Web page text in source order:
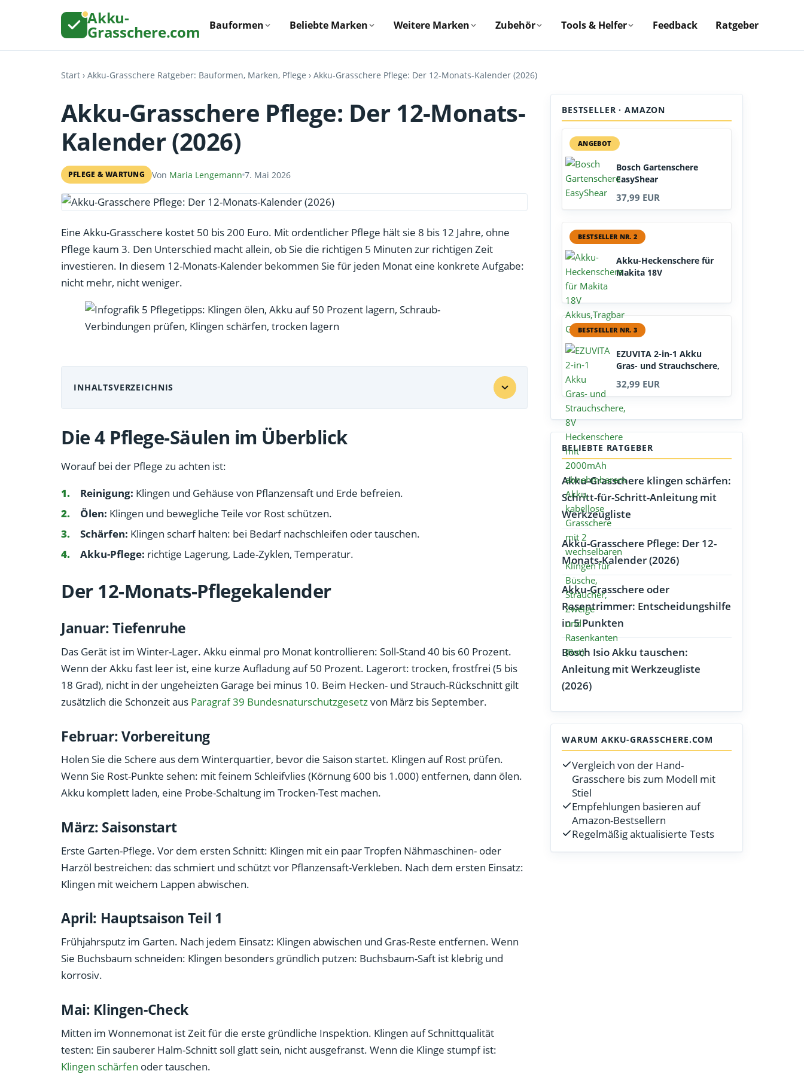
Akku-
Grasschere.com Bauformen Beliebte Marken Weitere Marken Zubehör Tools & Helfer Feedback Ratgeber
Start › Akku-Grasschere Ratgeber: Bauformen, Marken, Pflege › Akku-Grasschere Pflege: Der 12-Monats-Kalender (2026)
Akku-Grasschere Pflege: Der 12-Monats-
Kalender (2026)
PFLEGE & WARTUNG Von Maria Lengemann 7. Mai 2026
Eine Akku-Grasschere kostet 50 bis 200 Euro. Mit ordentlicher Pflege hält sie 8 bis 12 Jahre, ohne
Pflege kaum 3. Den Unterschied macht allein, ob Sie die richtigen 5 Minuten zur richtigen Zeit
investieren. In diesem 12-Monats-Kalender bekommen Sie für jeden Monat eine konkrete Aufgabe:
nicht mehr, nicht weniger.
INHALTSVERZEICHNIS
Die 4 Pflege-Säulen im Überblick
Worauf bei der Pflege zu achten ist:
Reinigung: Klingen und Gehäuse von Pflanzensaft und Erde befreien.
Ölen: Klingen und bewegliche Teile vor Rost schützen.
Schärfen: Klingen scharf halten: bei Bedarf nachschleifen oder tauschen.
Akku-Pflege: richtige Lagerung, Lade-Zyklen, Temperatur.
Der 12-Monats-Pflegekalender
Januar: Tiefenruhe
Das Gerät ist im Winter-Lager. Akku einmal pro Monat kontrollieren: Soll-Stand 40 bis 60 Prozent.
Wenn der Akku fast leer ist, eine kurze Aufladung auf 50 Prozent. Lagerort: trocken, frostfrei (5 bis
18 Grad), nicht in der ungeheizten Garage bei minus 10. Beim Hecken- und Strauch-Rückschnitt gilt
zusätzlich die Schonzeit aus Paragraf 39 Bundesnaturschutzgesetzvon März bis September.
Februar: Vorbereitung
Holen Sie die Schere aus dem Winterquartier, bevor die Saison startet. Klingen auf Rost prüfen.
Wenn Sie Rost-Punkte sehen: mit feinem Schleifvlies (Körnung 600 bis 1.000) entfernen, dann ölen.
Akku komplett laden, eine Probe-Schaltung im Trocken-Test machen.
März: Saisonstart
Erste Garten-Pflege. Vor dem ersten Schnitt: Klingen mit ein paar Tropfen Nähmaschinen- oder
Harzöl bestreichen: das schmiert und schützt vor Pflanzensaft-Verkleben. Nach dem ersten Einsatz:
Klingen mit weichem Lappen abwischen.
April: Hauptsaison Teil 1
Frühjahrsputz im Garten. Nach jedem Einsatz: Klingen abwischen und Gras-Reste entfernen. Wenn
Sie Buchsbaum schneiden: Klingen besonders gründlich putzen: Buchsbaum-Saft ist klebrig und
korrosiv.
Mai: Klingen-Check
Mitten im Wonnemonat ist Zeit für die erste gründliche Inspektion. Klingen auf Schnittqualität
testen: Ein sauberer Halm-Schnitt soll glatt sein, nicht ausgefranst. Wenn die Klinge stumpf ist:
Klingen schärfen oder tauschen.
BESTSELLER · AMAZON
ANGEBOT
Bosch Gartenschere
EasyShear
37,99 EUR
BESTSELLER NR. 2
Akku-Heckenschere für
Makita 18V
BESTSELLER NR. 3
EZUVITA 2-in-1 Akku
Gras- und Strauchschere,
32,99 EUR
BELIEBTE RATGEBER
Akku-Grasschere klingen schärfen:
Schritt-für-Schritt-Anleitung mit
Werkzeugliste
Akku-Grasschere Pflege: Der 12-
Monats-Kalender (2026)
Akku-Grasschere oder
Rasentrimmer: Entscheidungshilfe
in 5 Punkten
Bosch Isio Akku tauschen:
Anleitung mit Werkzeugliste
(2026)
WARUM AKKU-GRASSCHERE.COM
Vergleich von der Hand-
Grasschere bis zum Modell mit
Stiel
Empfehlungen basieren auf
Amazon-Bestsellern
Regelmäßig aktualisierte Tests